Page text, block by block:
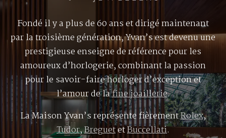
Fondé il y a plus de 60 ans et dirigé maintenant
par la troisième génération, Yvan’s est devenu une
prestigieuse enseigne de référence pour les
amoureux d’horlogerie, combinant la passion
pour le savoir-faire horloger d’exception et
l’amour de lafine joaillerie.
La Maison Yvan’s représente fièrementRolex,
Tudor,BreguetetBuccellati.